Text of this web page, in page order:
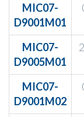
MIC07-
D9001M01
MIC07-
D9005M01
MIC07-
D9001M02